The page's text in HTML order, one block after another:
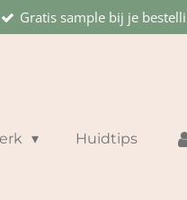
Gratis sample bij je
Huidtips